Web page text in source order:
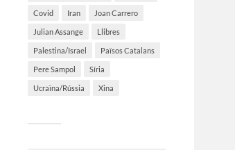
Covid Iran Joan Carrero
Julian Assange Llibres
Palestina/Israel Països Catalans
Pere Sampol Síria
Ucraïna/Rússia Xina